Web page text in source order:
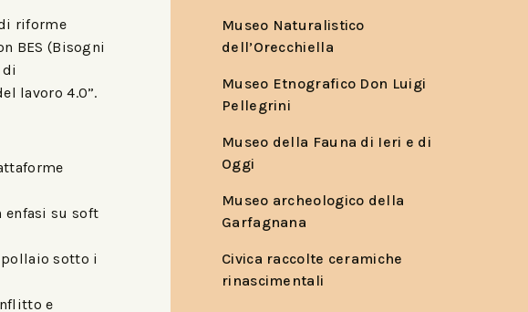
riforme
BES (Bisogni
lavoro 4.0”.
enfasi su soft
sotto i
e
Museo Naturalistico
dell’Orecchiella
Museo Etnografico Don Luigi
Pellegrini
Museo della Fauna di Ieri e di
Oggi
Museo archeologico della
Garfagnana
Civica raccolte ceramiche
rinascimentali